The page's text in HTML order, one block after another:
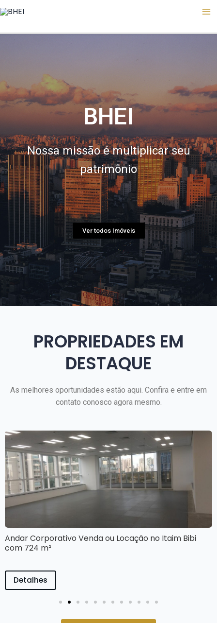
Ir
para
o
BHEI
Nossa missão é multiplicar seu
patrimônio
Ver todos Imóveis
PROPRIEDADES EM
DESTAQUE
As melhores oportunidades estão aqui. Confira e entre em
contato conosco agora mesmo.
Corporativo Venda ou Locação no Itaim Bibi
724 m²
Detalhes